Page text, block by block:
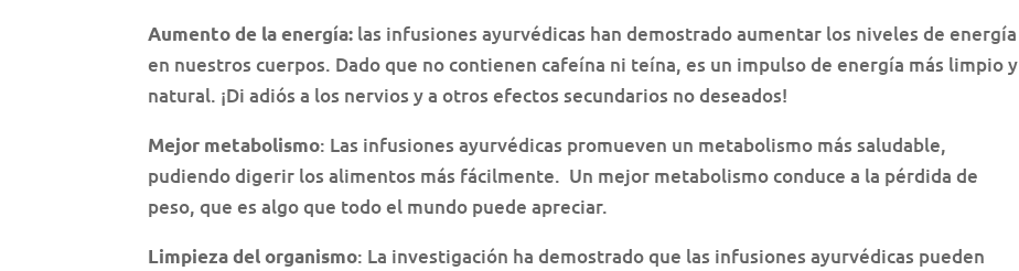
Aumento de la energía: las infusiones ayurvédicas han demostrado aumentar los niveles de energía
en nuestros cuerpos. Dado que no contienen cafeína ni teína, es un impulso de energía más limpio y
natural. ¡Di adiós a los nervios y a otros efectos secundarios no deseados!
Mejor metabolismo: Las infusiones ayurvédicas promueven un metabolismo más saludable,
pudiendo digerir los alimentos más fácilmente. Un mejor metabolismo conduce a la pérdida de
peso, que es algo que todo el mundo puede apreciar.
Limpieza del organismo: La investigación ha demostrado que las infusiones ayurvédicas pueden